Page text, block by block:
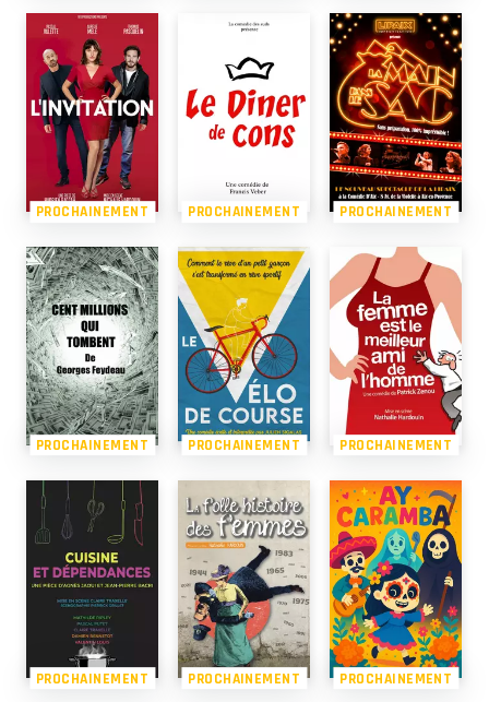
PROCHAINEMENT PROCHAINEMENT PROCHAINEMENT
PROCHAINEMENT PROCHAINEMENT PROCHAINEMENT
PROCHAINEMENT PROCHAINEMENT PROCHAINEMENT